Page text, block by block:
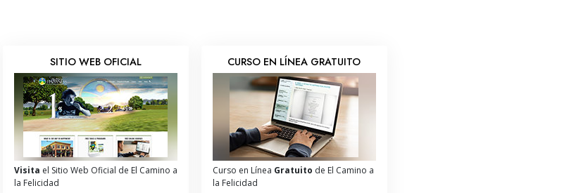
SITIO WEB OFICIAL
Visita el Sitio Web Oficial de El Camino a
la Felicidad
CURSO EN LÍNEA GRATUITO
Curso en Línea Gratuito de El Camino a
la Felicidad